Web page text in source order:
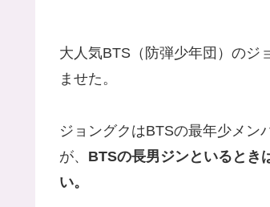
大人気BTS（防弾少年団）のジ
ませた。
ジョングクはBTSの最年少メン
が、 BTSの長男ジンといるとき
い。